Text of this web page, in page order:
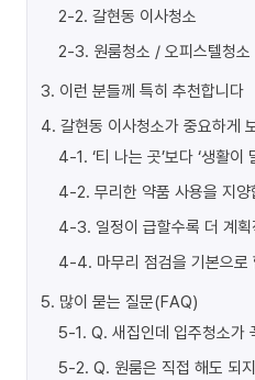
2-2. 갈현동 이사청소
2-3. 원룸청소 / 오피스텔청소
3. 이런 분들께 특히 추천합니다
4. 갈현동 이사청소가 중요하게
4-1. ‘티 나는 곳’보다 ‘생활
4-2. 무리한 약품 사용을 지양
4-3. 일정이 급할수록 더 계
4-4. 마무리 점검을 기본으로
5. 많이 묻는 질문(FAQ)
5-1. Q. 새집인데 입주청소가
5-2. Q. 원룸은 직접 해도 되